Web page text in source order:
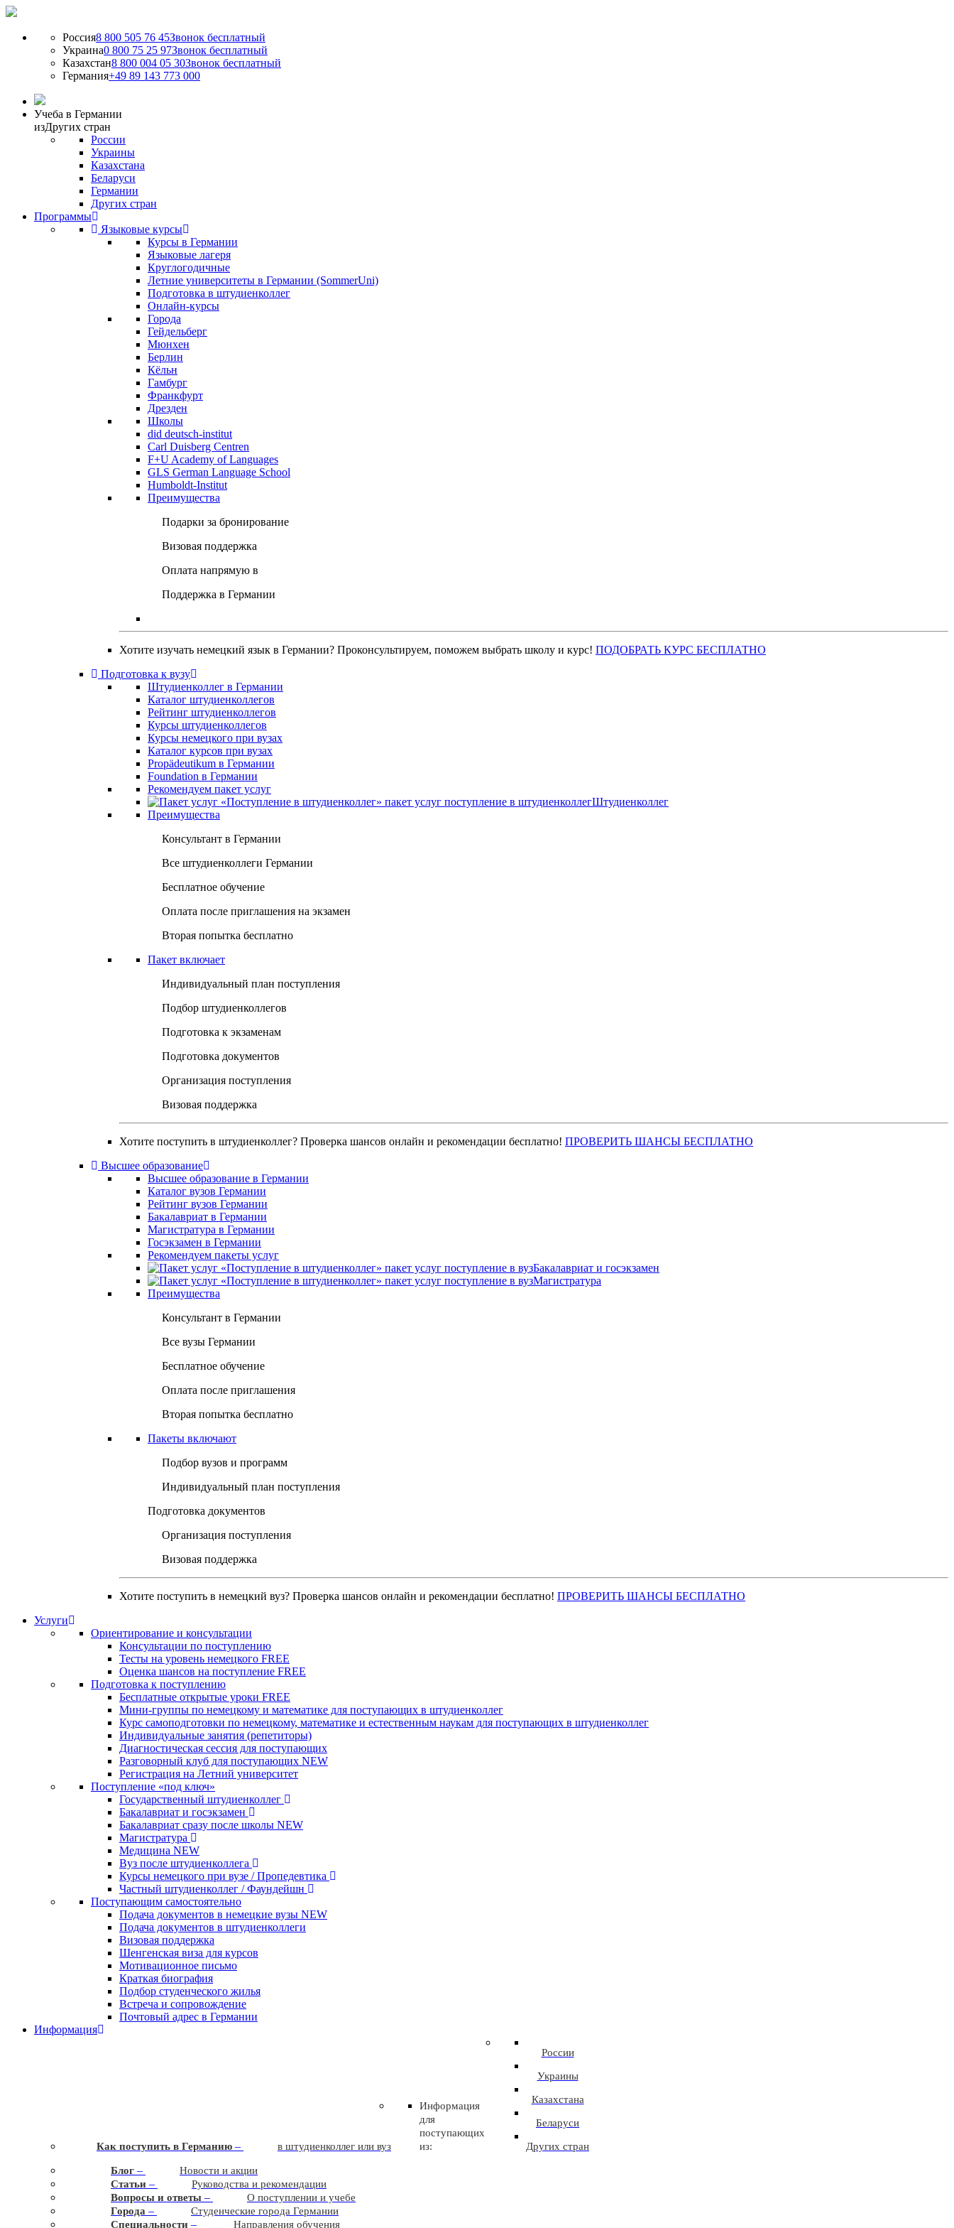
Россия8 800 505 76 45Звонок бесплатный
Украина0 800 75 25 97Звонок бесплатный
Казахстан8 800 004 05 30Звонок бесплатный
Германия+49 89 143 773 000
Учеба в Германии
изДругих стран
России
Украины
Казахстана
Беларуси
Германии
Других стран
Программы
Языковые курсы
Курсы в Германии
Языковые лагеря
Круглогодичные
Летние университеты в Германии (SommerUni)
Подготовка в штудиенколлег
Онлайн-курсы
Города
Гейдельберг
Мюнхен
Берлин
Кёльн
Гамбург
Франкфурт
Дрезден
Школы
did deutsch-institut
Carl Duisberg Centren
F+U Academy of Languages
GLS German Language School
Humboldt-Institut
Преимущества
Подарки за бронирование
Визовая поддержка
Оплата напрямую в
Поддержка в Германии
Хотите изучать немецкий язык в Германии? Проконсультируем, поможем выбрать школу и курс! ПОДОБРАТЬ КУРС БЕСПЛАТНО
Подготовка к вузу
Штудиенколлег в Германии
Каталог штудиенколлегов
Рейтинг штудиенколлегов
Курсы штудиенколлегов
Курсы немецкого при вузах
Каталог курсов при вузах
Propädeutikum в Германии
Foundation в Германии
Рекомендуем пакет услуг
Штудиенколлег
Преимущества
Консультант в Германии
Все штудиенколлеги Германии
Бесплатное обучение
Оплата после приглашения на экзамен
Вторая попытка бесплатно
Пакет включает
Индивидуальный план поступления
Подбор штудиенколлегов
Подготовка к экзаменам
Подготовка документов
Организация поступления
Визовая поддержка
Хотите поступить в штудиенколлег? Проверка шансов онлайн и рекомендации бесплатно! ПРОВЕРИТЬ ШАНСЫ БЕСПЛАТНО
Высшее образование
Высшее образование в Германии
Каталог вузов Германии
Рейтинг вузов Германии
Бакалавриат в Германии
Магистратура в Германии
Госэкзамен в Германии
Рекомендуем пакеты услуг
Бакалавриат и госэкзамен
Магистратура
Преимущества
Консультант в Германии
Все вузы Германии
Бесплатное обучение
Оплата после приглашения
Вторая попытка бесплатно
Пакеты включают
Подбор вузов и программ
Индивидуальный план поступления
Подготовка документов
Организация поступления
Визовая поддержка
Хотите поступить в немецкий вуз? Проверка шансов онлайн и рекомендации бесплатно! ПРОВЕРИТЬ ШАНСЫ БЕСПЛАТНО
Услуги
Ориентирование и консультации
Консультации по поступлению
Тесты на уровень немецкого FREE
Оценка шансов на поступление FREE
Подготовка к поступлению
Бесплатные открытые уроки FREE
Мини-группы по немецкому и математике для поступающих в штудиенколлег
Курс самоподготовки по немецкому, математике и естественным наукам для поступающих в штудиенколлег
Индивидуальные занятия (репетиторы)
Диагностическая сессия для поступающих
Разговорный клуб для поступающих NEW
Регистрация на Летний университет
Поступление «под ключ»
Государственный штудиенколлег
Бакалавриат и госэкзамен
Бакалавриат сразу после школы NEW
Магистратура
Медицина NEW
Вуз после штудиенколлега
Курсы немецкого при вузе / Пропедевтика
Частный штудиенколлег / Фаундейшн
Поступающим самостоятельно
Подача документов в немецкие вузы NEW
Подача документов в штудиенколлеги
Визовая поддержка
Шенгенская виза для курсов
Мотивационное письмо
Краткая биография
Подбор студенческого жилья
Встреча и сопровождение
Почтовый адрес в Германии
Информация
Как поступить в Германию – в штудиенколлег или вуз
Информация
для
поступающих
из:
России
Украины
Казахстана
Беларуси
Других стран
Блог –
Новости и акции
Статьи –
Руководства и рекомендации
Вопросы и ответы –
О поступлении и учебе
Города –
Студенческие города Германии
Cпециальности –
Направления обучения